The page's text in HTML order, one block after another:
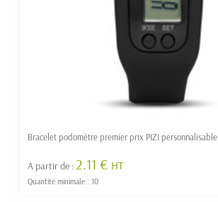
Bracelet podomètre premier prix PIZI personnalisable
A partir de : 2.11 € HT
Quantité minimale : 10